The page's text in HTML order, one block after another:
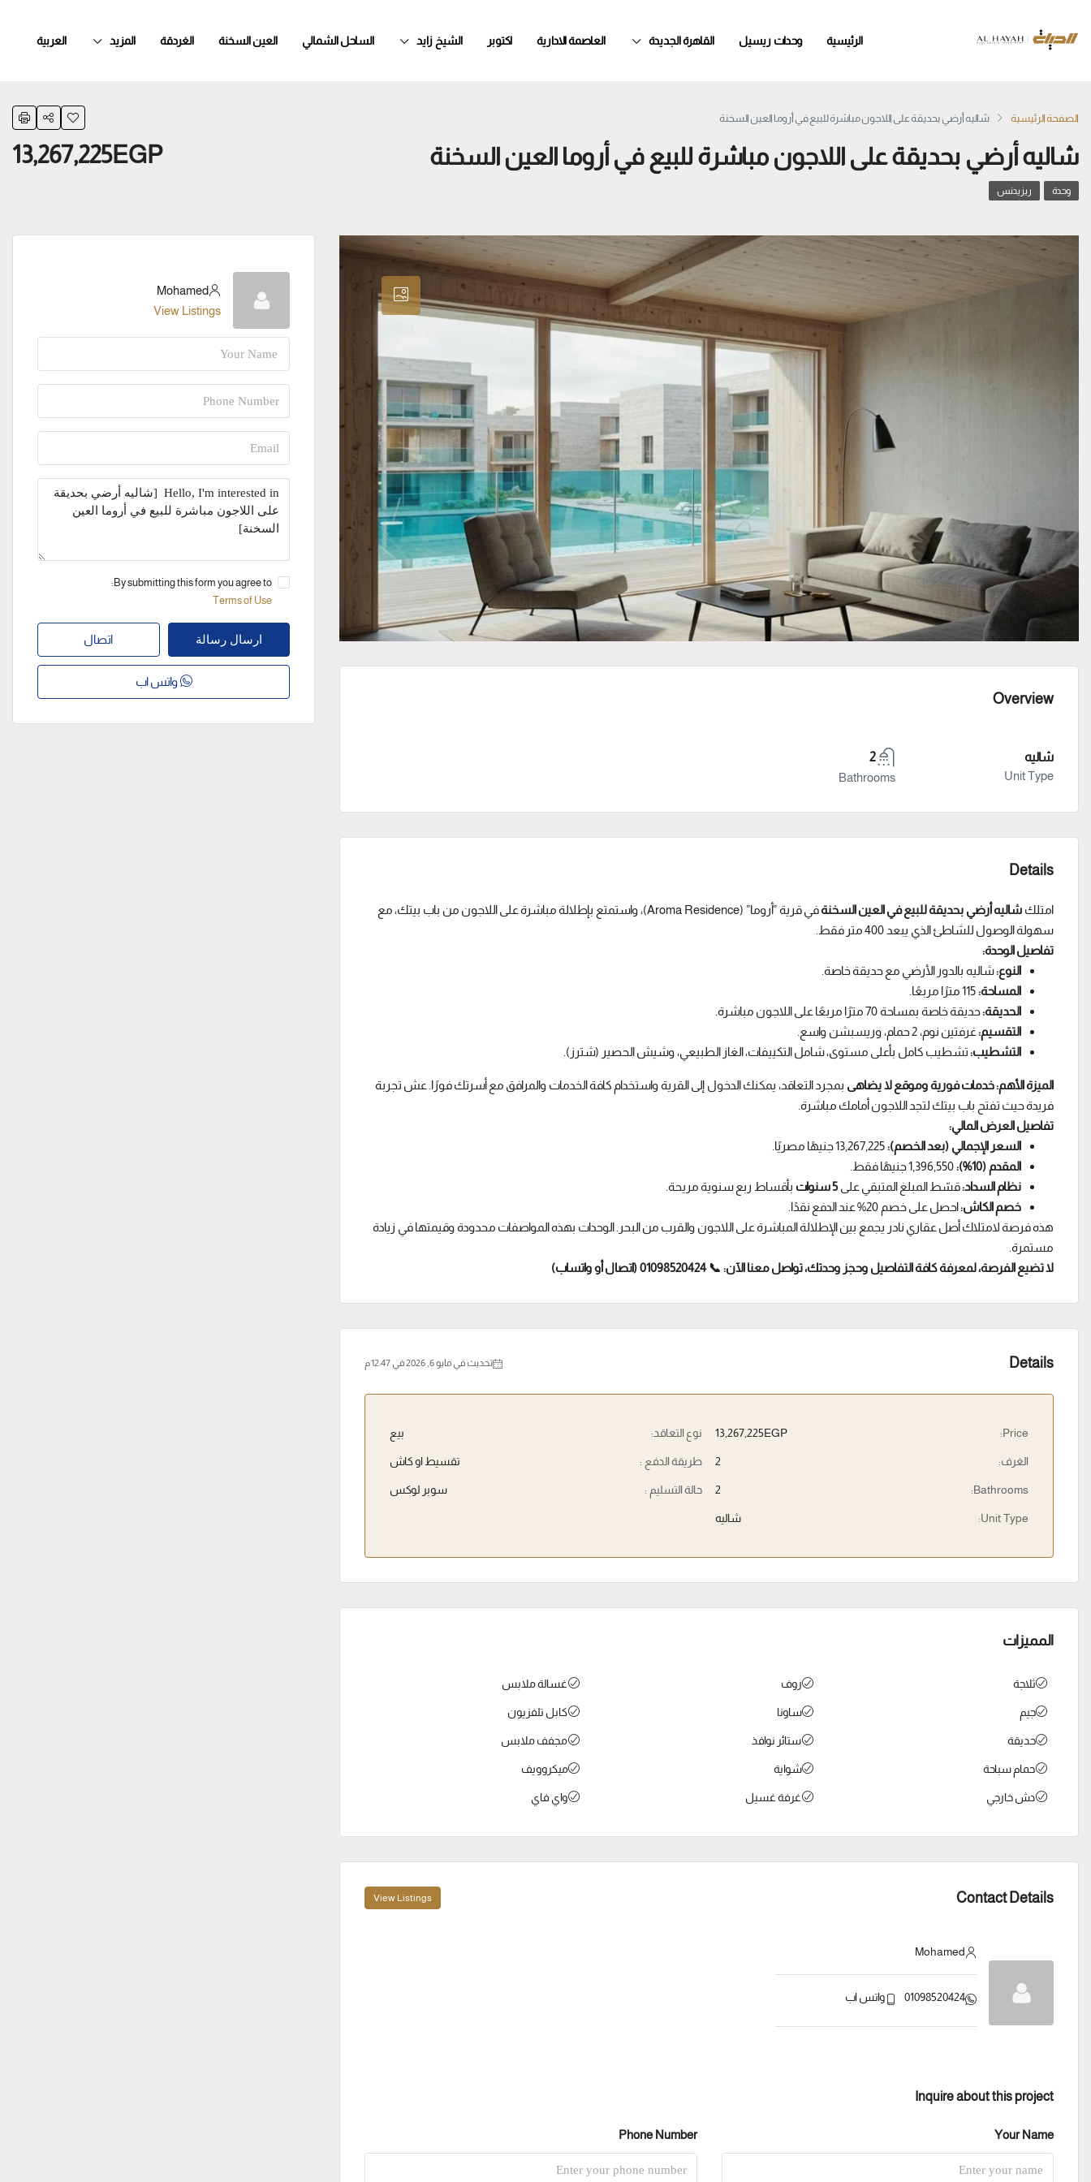
الرئيسية وحدات ريسيل القاهرة الجديدة العاصمة الادارية اكتوبر الشيخ زايد الساحل الشمالي العين السخنة الغردقة المزيد العربية
الصفحة الرئيسية شاليه أرضي بحديقة على اللاجون مباشرة للبيع في أروما العين السخنة
شاليه أرضي بحديقة على اللاجون مباشرة للبيع في أروما العين السخنة 13,267,225EGP
وحدة ريزيدنس
Overview
شاليه
Unit Type
2
Bathrooms
Details
امتلك شاليه أرضي بحديقة للبيع في العين السخنة
في قرية ”أروما” (Aroma Residence)، واستمتع بإطلالة مباشرة على اللاجون من باب بيتك، مع
سهولة الوصول للشاطئ الذي يبعد 400 متر فقط.
تفاصيل الوحدة:
النوع:شاليه بالدور الأرضي مع حديقة خاصة.
المساحة:
الحديقة:حديقة خاصة بمساحة 70 مترًا مربعًا على اللاجون مباشرة.
التقسيم:غرفتين نوم، 2 حمام، وريسبشن واسع.
التشطيب:تشطيب كامل بأعلى مستوى، شامل التكييفات، الغاز الطبيعي، وشيش الحصير (شترز).
الميزة الأهم: خدمات فورية وموقع لا يضاهى بمجرد التعاقد، يمكنك الدخول إلى القرية واستخدام كافة الخدمات والمرافق مع أسرتك فورًا. عش تجربة
فريدة حيث تفتح باب بيتك لتجد اللاجون أمامك مباشرة.
تفاصيل العرض المالي:
السعر الإجمالي (بعد الخصم):
المقدم (10%):
نظام السداد:قسّط المبلغ المتبقي على5 سنوات
بأقساط ربع سنوية مريحة.
خصم الكاش:احصل على خصم 20% عند الدفع نقدًا.
هذه فرصة لامتلاك أصل عقاري نادر يجمع بين الإطلالة المباشرة على اللاجون والقرب من البحر. الوحدات بهذه المواصفات محدودة وقيمتها في زيادة
مستمرة.
لا تضيع الفرصة، لمعرفة كافة التفاصيل وحجز وحدتك، تواصل معنا الآن: 📞 01098520424 (اتصال أو واتساب)
Details تحديث في مايو 6, 2026 في 12:47 م
Price:
13,267,225EGP
الغرف: 2
Bathrooms:
2
Unit Type: شاليه
نوع التعاقد: بيع
طريقة الدفع : تقسيط او كاش
حالة التسليم : سوبر لوكس
المميزات
ثلاجة
جيم
حديقة
حمام سباحة
دش خارجي
روف
ساونا
ستائر نوافذ
شواية
غرفة غسيل
غسالة ملابس
كابل تلفزيون
مجفف ملابس
ميكروويف
واي فاي
Contact Details
View Listings
Mohamed
01098520424 واتس اب
Inquire about this project
Your Name
Phone Number
Mohamed
View Listings
By submitting this form you agree to:
Terms of Use
ارسال رسالة اتصال
واتس اب